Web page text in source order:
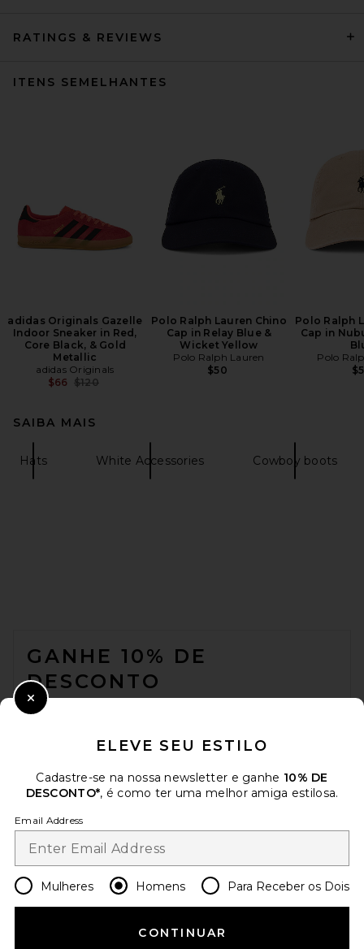
RATINGS & REVIEWS
ITENS SEMELHANTES
adidas Originals Gazelle
Indoor Sneaker in Red,
Core Black, & Gold
Metallic
adidas Originals
$66 Previous price:
$120
Polo Ralph Lauren Chino
Cap in Relay Blue &
Wicket Yellow
Polo Ralph Lauren
$50
Polo Ralph
Cap in
Polo
SAIBA MAIS
Hats White Accessories Cowboy boots
GANHE 10% DE
DESCONTO
Quando você se inscreve em nossa newsletter enviando seu e-mail.
Sign Up
Change Country Regions
AJUDE-NOS A MELHORAR!
ELEVE SEU ESTILO
Cadastre-se na nossa newsletter e ganhe 10% DE
DESCONTO*, é como ter uma melhor amiga estilosa.
Email Address
Mulheres Homens Para Receber os Dois
CONTINUAR
Close Modal